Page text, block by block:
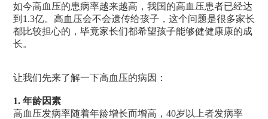
如今高血压的患病率越来越高，我国的高血压患者已经达
到1.3亿。高血压会不会遗传给孩子，这个问题是很多家长
都比较担心的，毕竟家长们都希望孩子能够健健康康的成
长。
让我们先来了解一下高血压的病因：
1.年龄因素
高血压发病率随着年龄增长而增高，40岁以上者发病率